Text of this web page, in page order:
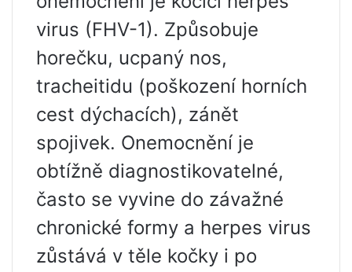
virus (FHV-1). Způsobuje
horečku, ucpaný nos,
tracheitidu (poškození horních
cest dýchacích), zánět
spojivek. Onemocnění je
obtížně diagnostikovatelné,
často se vyvine do závažné
chronické formy a herpes virus
zůstává v těle kočky i po